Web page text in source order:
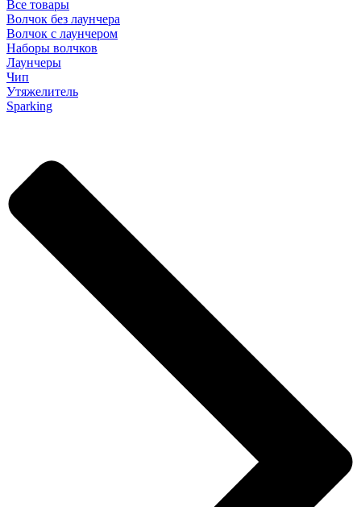
Все товары
Волчок без лаунчера
Волчок с лаунчером
Наборы волчков
Лаунчеры
Чип
Утяжелитель
Sparking